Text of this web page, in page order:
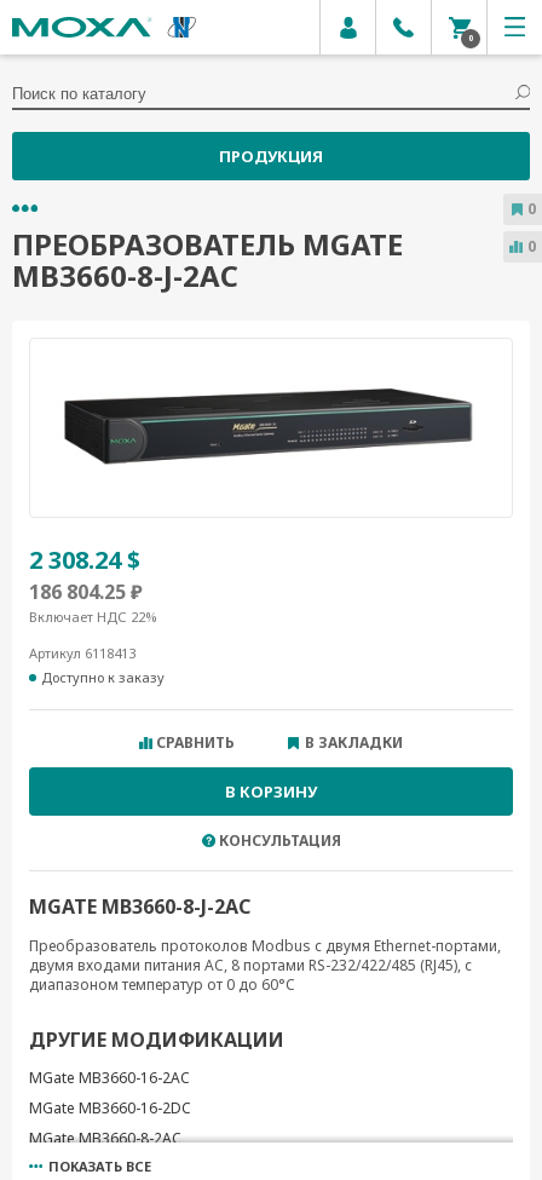
0
ПРОДУКЦИЯ
ПРЕОБРАЗОВАТЕЛЬ MGATE
MB3660-8-J-2AC
2 308.24 $
186 804.25 ₽
Включает НДС 22%
Артикул 6118413
Доступно к заказу
СРАВНИТЬ В ЗАКЛАДКИ
В КОРЗИНУ
КОНСУЛЬТАЦИЯ
MGATE MB3660-8-J-2AC
Преобразователь протоколов Modbus с двумя Ethernet-портами,
двумя входами питания AC, 8 портами RS-232/422/485 (RJ45), с
диапазоном температур от 0 до 60°C
ДРУГИЕ МОДИФИКАЦИИ
MGate MB3660-16-2AC
MGate MB3660-16-2DC
MGate MB3660-8-2AC
MGate MB3660-8-2DC
ПОКАЗАТЬ ВСЕ
0
0